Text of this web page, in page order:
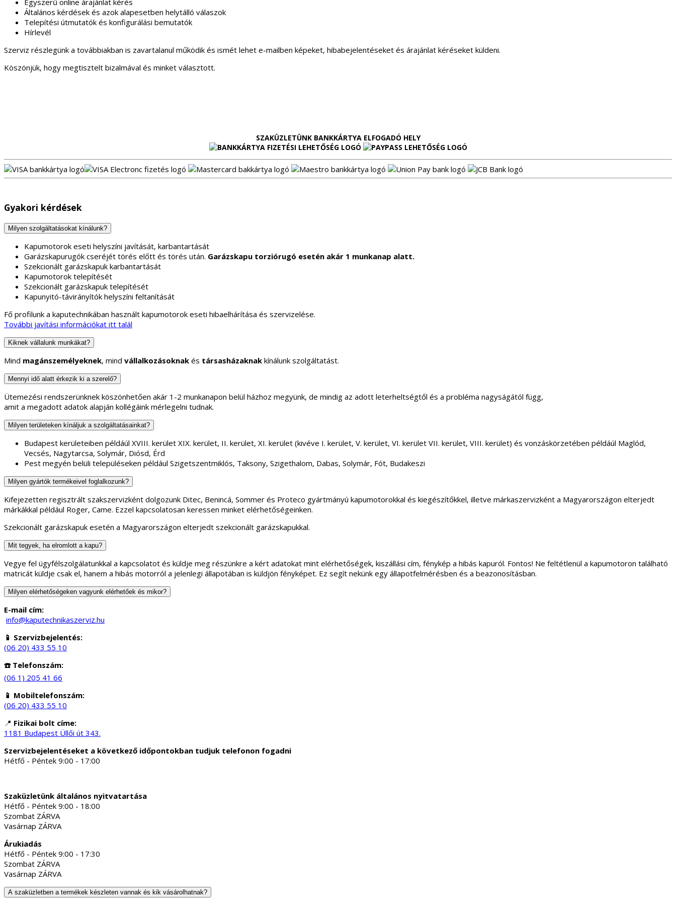
Egyszerű online árajánlat kérés
Általános kérdések és azok alapesetben helytálló válaszok
Telepítési útmutatók és konfigurálási bemutatók
Hírlevél
Szerviz részlegünk a továbbiakban is zavartalanul működik és ismét lehet e-mailben képeket, hibabejelentéseket és árajánlat kéréseket küldeni.
Köszönjük, hogy megtisztelt bizalmával és minket választott.
SZAKÜZLETÜNK BANKKÁRTYA ELFOGADÓ HELY
Gyakori kérdések
Milyen szolgáltatásokat kínálunk?
Kapumotorok eseti helyszíni javítását, karbantartását
Garázskapurugók cseréjét törés előtt és törés után. Garázskapu torziórugó esetén akár 1 munkanap alatt.
Szekcionált garázskapuk karbantartását
Kapumotorok telepítését
Szekcionált garázskapuk telepítését
Kapunyitó-távirányítók helyszíni feltanítását
Fő profilunk a kaputechnikában használt kapumotorok eseti hibaelhárítása és szervizelése.
További javítási információkat itt talál
Kiknek vállalunk munkákat?
Mind magánszemélyeknek, mind vállalkozásoknak és társasházaknak kínálunk szolgáltatást.
Mennyi idő alatt érkezik ki a szerelő?
Ütemezési rendszerünknek köszönhetően akár 1-2 munkanapon belül házhoz megyünk, de mindig az adott leterheltségtől és a probléma nagyságától függ,
amit a megadott adatok alapján kollégáink mérlegelni tudnak.
Milyen területeken kínáljuk a szolgáltatásainkat?
Budapest kerületeiben példáúl XVIII. kerület XIX. kerület, II. kerület, XI. kerület (kivéve I. kerület, V. kerület, VI. kerület VII. kerület, VIII. kerület) és vonzáskörzetében példáúl Maglód,
Vecsés, Nagytarcsa, Solymár, Diósd, Érd
Pest megyén belüli településeken például Szigetszentmiklós, Taksony, Szigethalom, Dabas, Solymár, Fót, Budakeszi
Milyen gyártók termékeivel foglalkozunk?
Kifejezetten regisztrált szakszervizként dolgozunk Ditec, Benincá, Sommer és Proteco gyártmányú kapumotorokkal és kiegészítőkkel, illetve márkaszervizként a Magyarországon elterjedt
márkákkal például Roger, Came. Ezzel kapcsolatosan keressen minket elérhetőségeinken.
Szekcionált garázskapuk esetén a Magyarországon elterjedt szekcionált garázskapukkal.
Mit tegyek, ha elromlott a kapu?
Vegye fel ügyfélszolgálatunkkal a kapcsolatot és küldje meg részünkre a kért adatokat mint elérhetőségek, kiszállási cím, fénykép a hibás kapuról. Fontos! Ne feltétlenül a kapumotoron található
matricát küldje csak el, hanem a hibás motorról a jelenlegi állapotában is küldjön fényképet. Ez segít nekünk egy állapotfelmérésben és a beazonosításban.
Milyen elérhetőségeken vagyunk elérhetőek és mikor?
E-mail cím:
info@kaputechnikaszerviz.hu
📱 Szervizbejelentés:
(06 20) 433 55 10
☎️ Telefonszám:
(06 1) 205 41 66
📱 Mobiltelefonszám:
(06 20) 433 55 10
📍 Fizikai bolt címe:
1181 Budapest Üllői út 343.
Szervizbejelentéseket a következő időpontokban tudjuk telefonon fogadni
Hétfő - Péntek 9:00 - 17:00
Szaküzletünk általános nyitvatartása
Hétfő - Péntek 9:00 - 18:00
Szombat ZÁRVA
Vasárnap ZÁRVA
Árukiadás
Hétfő - Péntek 9:00 - 17:30
Szombat ZÁRVA
Vasárnap ZÁRVA
A szaküzletben a termékek készleten vannak és kik vásárolhatnak?